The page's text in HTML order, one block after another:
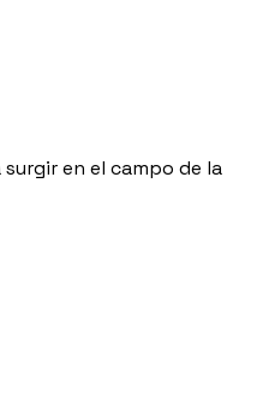
en el campo de la